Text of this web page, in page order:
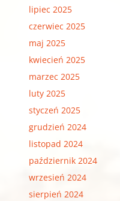
lipiec 2025
czerwiec 2025
maj 2025
kwiecień 2025
marzec 2025
luty 2025
styczeń 2025
grudzień 2024
listopad 2024
październik 2024
wrzesień 2024
sierpień 2024